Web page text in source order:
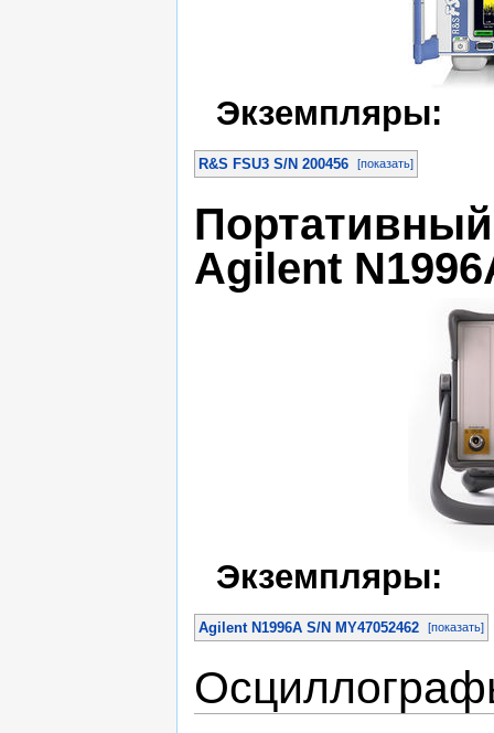
Экземпляры:
[показать]
R&S FSU3 S/N 200456
Портативный
Agilent
Экземпляры:
[показать]
Agilent N1996A S/N MY47052462